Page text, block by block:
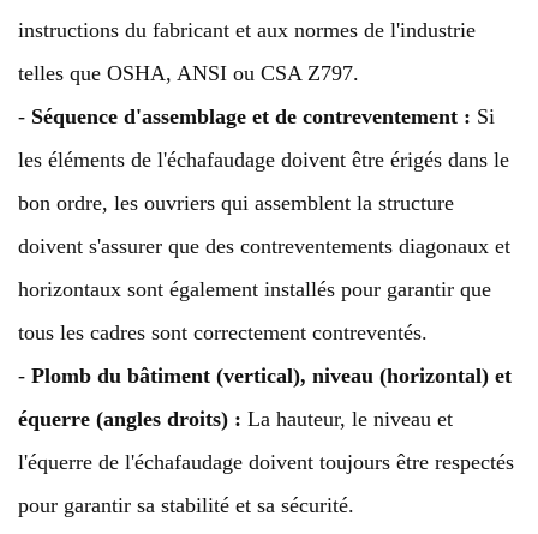
instructions du fabricant et aux normes de l'industrie
telles que OSHA, ANSI ou CSA Z797.
- Séquence d'assemblage et de contreventement : Si
les éléments de l'échafaudage doivent être érigés dans le
bon ordre, les ouvriers qui assemblent la structure
doivent s'assurer que des contreventements diagonaux et
horizontaux sont également installés pour garantir que
tous les cadres sont correctement contreventés.
- Plomb du bâtiment (vertical), niveau (horizontal) et
équerre (angles droits) : La hauteur, le niveau et
l'équerre de l'échafaudage doivent toujours être respectés
pour garantir sa stabilité et sa sécurité.